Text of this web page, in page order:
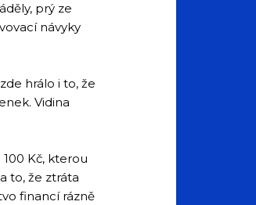
prý ze
návyky
hrálo i to, že
Vidina
Kč, kterou
to, že ztráta
financí rázně